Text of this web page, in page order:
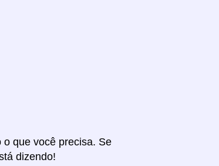
que você precisa. Se
dizendo!